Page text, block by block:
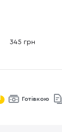
345 грн
Готівкою